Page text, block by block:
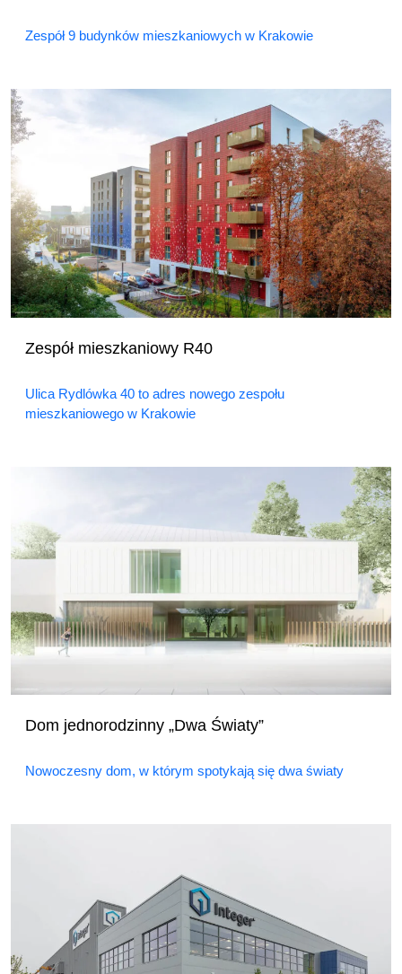
Zespół 9 budynków mieszkaniowych w Krakowie
Zespół mieszkaniowy R40
Ulica Rydlówka 40 to adres nowego zespołu
mieszkaniowego w Krakowie
Dom jednorodzinny „Dwa Światy”
Nowoczesny dom, w którym spotykają się dwa światy